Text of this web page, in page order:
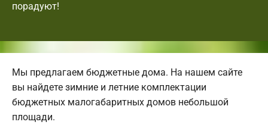
порадуют!
Мы предлагаем бюджетные дома. На нашем сайте
вы найдете зимние и летние комплектации
бюджетных малогабаритных домов небольшой
площади.